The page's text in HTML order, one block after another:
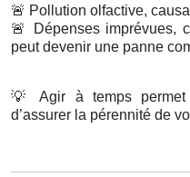
🚨 Pollution olfactive,
🚨
Dépenses imprévues,
peut devenir une panne
💡
Agir à temps permet
d’assurer la pérennité de